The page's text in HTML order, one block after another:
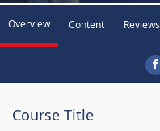
Overview Content Reviews
Course Title